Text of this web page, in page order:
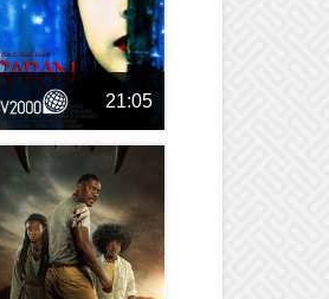
21:05